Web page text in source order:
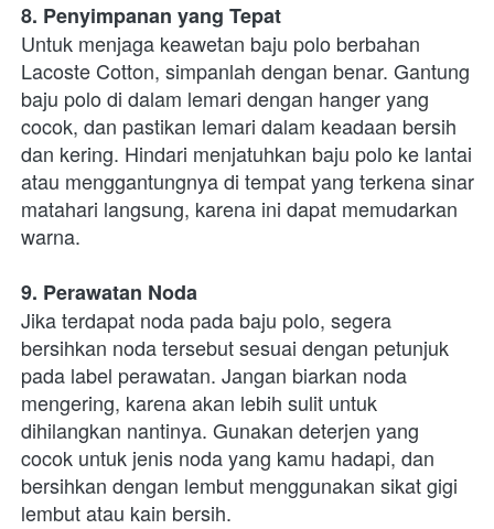
8. Penyimpanan yang Tepat
Untuk menjaga keawetan baju polo berbahan
Lacoste Cotton, simpanlah dengan benar. Gantung
baju polo di dalam lemari dengan hanger yang
cocok, dan pastikan lemari dalam keadaan bersih
dan kering. Hindari menjatuhkan baju polo ke lantai
atau menggantungnya di tempat yang terkena sinar
matahari langsung, karena ini dapat memudarkan
warna.
9. Perawatan Noda
Jika terdapat noda pada baju polo, segera
bersihkan noda tersebut sesuai dengan petunjuk
pada label perawatan. Jangan biarkan noda
mengering, karena akan lebih sulit untuk
dihilangkan nantinya. Gunakan deterjen yang
cocok untuk jenis noda yang kamu hadapi, dan
bersihkan dengan lembut menggunakan sikat gigi
lembut atau kain bersih.